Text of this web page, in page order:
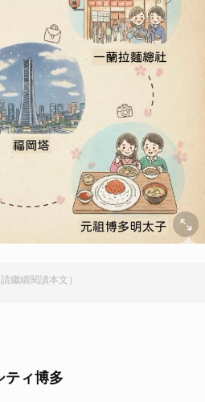
繼續閱讀本文）
ティ博多